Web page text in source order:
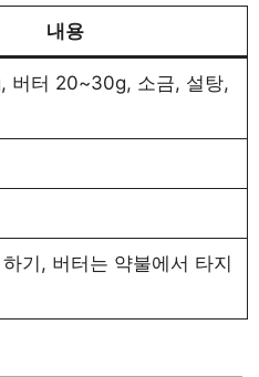
내용
버터 20~30g, 소금, 설탕,
기, 버터는 약불에서 타지